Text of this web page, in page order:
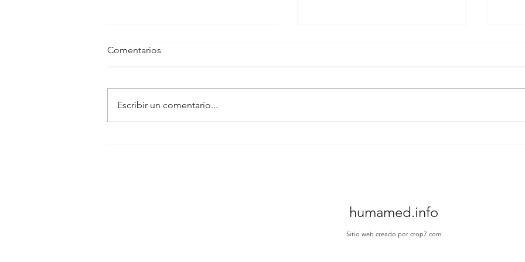
Comentarios
Escribir un comentario...
humamed.info
Sitio web creado por crop7.com